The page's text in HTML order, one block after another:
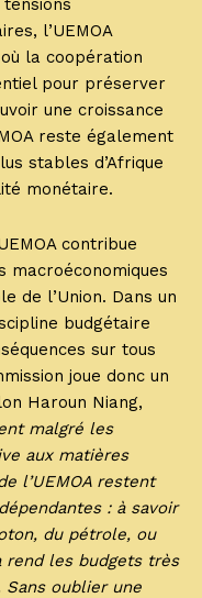
l’UEMOA
la coopération
pour préserver
une croissance
reste également
stables d’Afrique
monétaire.
contribue
macroéconomiques
de l’Union. Dans un
budgétaire
sur tous
joue donc un
Haroun Niang,
malgré les
aux matières
l’UEMOA restent
: à savoir
du pétrole, ou
rend les budgets très
Sans oublier une